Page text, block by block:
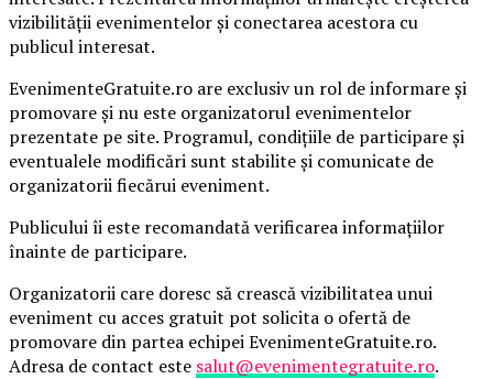
vizibilității evenimentelor și conectarea acestora cu
publicul interesat.
EvenimenteGratuite.ro are exclusiv un rol de informare și
promovare și nu este organizatorul evenimentelor
prezentate pe site. Programul, condițiile de participare și
eventualele modificări sunt stabilite și comunicate de
organizatorii fiecărui eveniment.
Publicului îi este recomandată verificarea informațiilor
înainte de participare.
Organizatorii care doresc să crească vizibilitatea unui
eveniment cu acces gratuit pot solicita o ofertă de
promovare din partea echipei EvenimenteGratuite.ro.
Adresa de contact este salut@evenimentegratuite.ro.